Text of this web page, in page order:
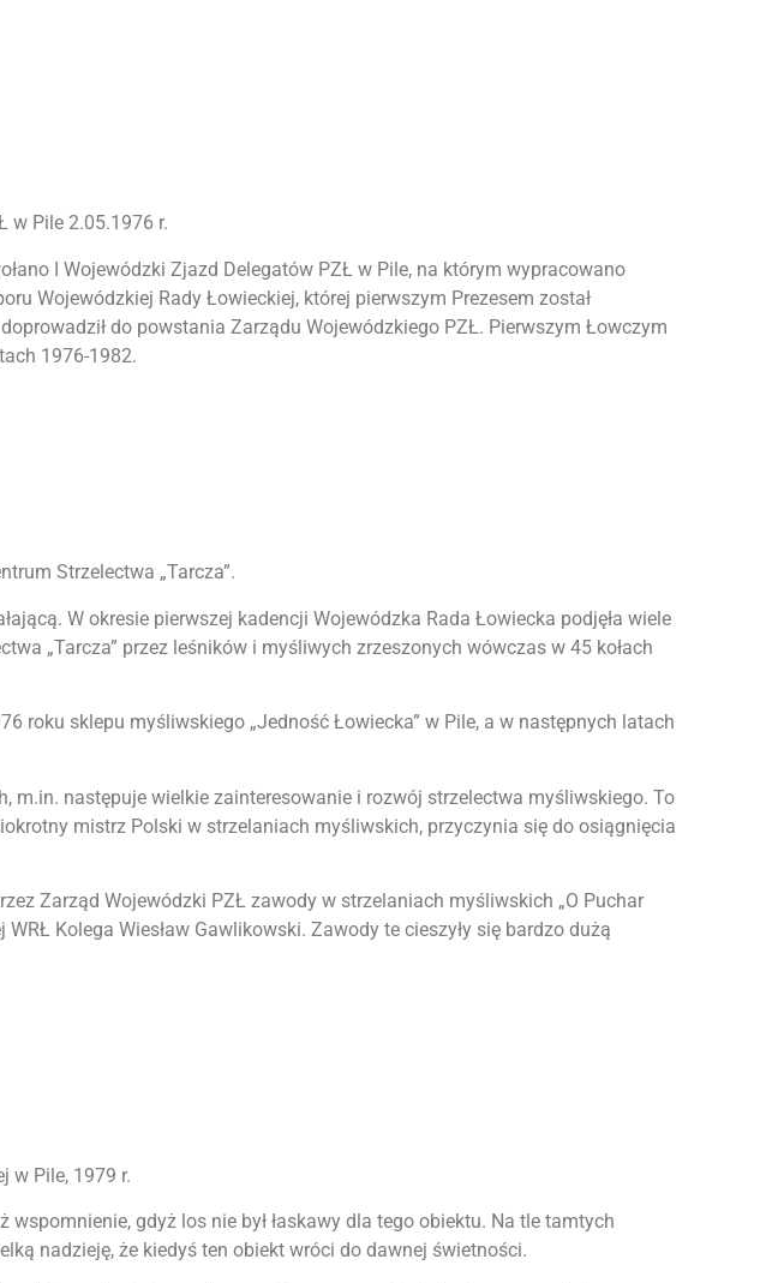
w Pile 2.05.1976 r.
I Wojewódzki Zjazd Delegatów PZŁ w Pile, na którym wypracowano
Wojewódzkiej Rady Łowieckiej, której pierwszym Prezesem został
do powstania Zarządu Wojewódzkiego PZŁ. Pierwszym Łowczym
1976-1982.
Strzelectwa „Tarcza”.
W okresie pierwszej kadencji Wojewódzka Rada Łowiecka podjęła wiele
„Tarcza” przez leśników i myśliwych zrzeszonych wówczas w 45 kołach
roku sklepu myśliwskiego „Jedność Łowiecka” w Pile, a w następnych latach
m.in. następuje wielkie zainteresowanie i rozwój strzelectwa myśliwskiego. To
mistrz Polski w strzelaniach myśliwskich, przyczynia się do osiągnięcia
Zarząd Wojewódzki PZŁ zawody w strzelaniach myśliwskich „O Puchar
Kolega Wiesław Gawlikowski. Zawody te cieszyły się bardzo dużą
w Pile, 1979 r.
gdyż los nie był łaskawy dla tego obiektu. Na tle tamtych
nadzieję, że kiedyś ten obiekt wróci do dawnej świetności.